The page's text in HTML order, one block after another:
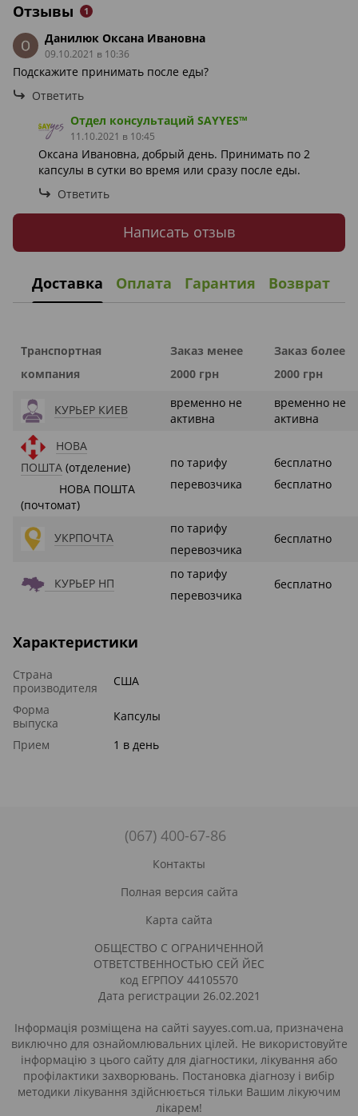
Отзывы 1
Данилюк Оксана Ивановна
09.10.2021 в 10:36
Подскажите принимать после еды?
Ответить
Отдел консультаций SAYYES™
11.10.2021 в 10:45
Оксана Ивановна, добрый день. Принимать по 2
капсулы в сутки во время или сразу после еды.
Ответить
Написать отзыв
Доставка Оплата Гарантия Возврат
Транспортная
компания
Заказ менее
2000 грн
Заказ более
2000 грн
КУРЬЕР КИЕВ
временно не
активна
временно не
активна
НОВА
ПОШТА (отделение)
НОВА ПОШТА
(почтомат)
по тарифу
перевозчика
бесплатно
бесплатно
УКРПОЧТА
по тарифу
перевозчика
бесплатно
КУРЬЕР НП
по тарифу
перевозчика
бесплатно
Характеристики
Страна
производителя
США
Форма
выпуска
Капсулы
Прием
1 в день
(067) 400-67-86
Контакты
Полная версия сайта
Карта сайта
ОБЩЕСТВО С ОГРАНИЧЕННОЙ
ОТВЕТСТВЕННОСТЬЮ СЕЙ ЙЕС
код ЕГРПОУ 44105570
Дата регистрации 26.02.2021
Інформація розміщена на сайті sayyes.com.ua, призначена
виключно для ознайомлювальних цілей. Не використовуйте
інформацію з цього сайту для діагностики, лікування або
профілактики захворювань. Постановка діагнозу і вибір
методики лікування здійснюється тільки Вашим лікуючим
лікарем!